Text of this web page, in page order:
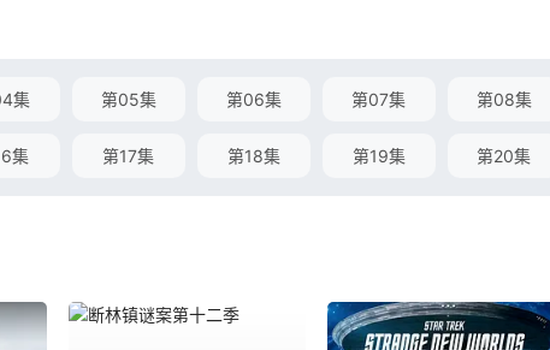
集 第05集 第06集 第07集 第08集
集 第17集 第18集 第19集 第20集